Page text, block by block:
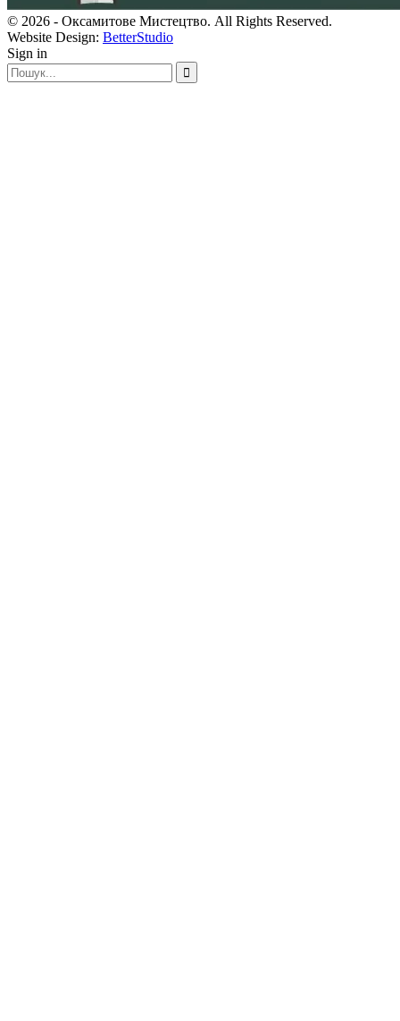
© 2026 - Оксамитове Мистецтво. All Rights Reserved.
Website Design: BetterStudio
Sign in